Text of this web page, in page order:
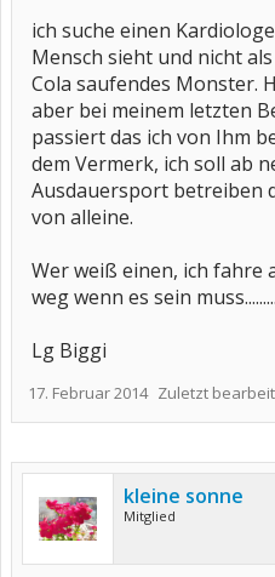
ich suche einen
Mensch sieht und nicht
Cola saufendes Monster.
aber bei meinem letzten
passiert das ich von Ihm
dem Vermerk, ich soll ab
Ausdauersport betreiben
von alleine.
Wer weiß einen, ich fahre
weg wenn es sein
Lg Biggi
17. Februar 2014 Zuletzt
kleine sonne
Mitglied